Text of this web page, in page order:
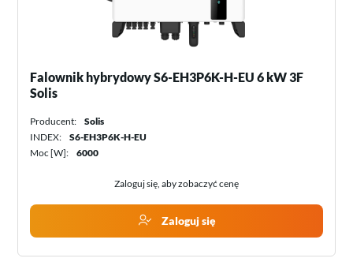
Falownik hybrydowy S6-EH3P6K-H-EU 6 kW 3F
Solis
Producent:
Solis
INDEX:
S6-EH3P6K-H-EU
Moc [W]:
6000
Zaloguj się, aby zobaczyć cenę
Zaloguj się